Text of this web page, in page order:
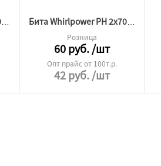
Бита Whirlpower PH 2x90мм Бита Whirlpower PH 2x70мм
Розница
60руб./шт
Опт прайс от 100т.р.
42руб./шт